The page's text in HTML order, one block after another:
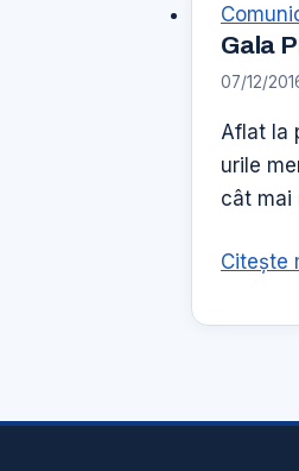
Gala
07/12/
Aflat la
urile
cât mai
Citește